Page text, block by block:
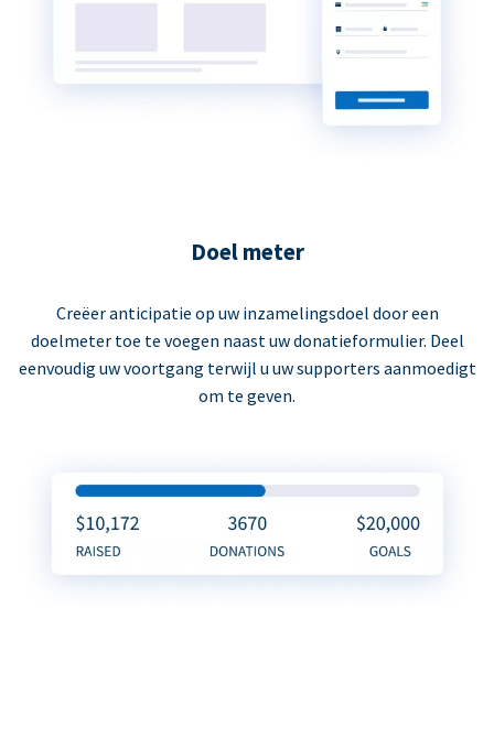
Doel meter
Creëer anticipatie op uw inzamelingsdoel door een
doelmeter toe te voegen naast uw donatieformulier. Deel
eenvoudig uw voortgang terwijl u uw supporters aanmoedigt
om te geven.